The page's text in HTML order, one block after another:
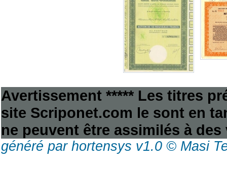
Avertissement ***** Les titres
site Scriponet.com le sont en
ne peuvent être assimilés à
généré par hortensys v1.0 © Masi